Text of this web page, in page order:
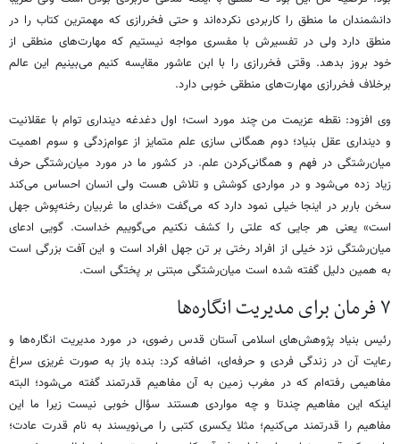
دانشمندان ما منطق را کاربردی نکرده‌اند و حتی فخررازی که مهمترین کتاب را در
منطق دارد ولی در تفسیرش با مفسری مواجه نیستیم که مهارت‌های منطقی از
خود بروز بدهد. وقتی فخررازی را با ابن عاشور مقایسه کنیم می‌بینیم این عالم
برخلاف فخررازی مهارت‌های منطقی خوبی دارد.
وی افزود: نقطه عزیمت من چند مورد است؛ اول دغدغه دینداری توام با عقلانیت
و دینداری عقل بنیاد؛ دوم همگانی سازی علم متمایز از عوام‌زدگی و سوم اهمیت
میان‌رشتگی در فهم و همگانی‌کردن علم. در کشور ما در مورد میان‌رشتگی حرف
زیاد زده می‌شود و در مواردی کوشش و تلاش هست ولی انسان احساس می‌کند
سخن باربر در اینجا خیلی نمود دارد که می‌گفت «خدای ما غربیان رخنه‌پوش جهل
است» یعنی هر جایی که علتی را کشف نکنیم می‌گوییم خداست. گویی ادعای
میان‌رشتگی نزد خیلی از افراد رختی بر تن جهل افراد است و این آفت بزرگی است
به همین دلیل گفته شده است میان‌رشتگی مبتنی بر پختگی است.
۷ فرمان برای مدیریت انگاره‌ها
رئیس بنیاد پژوهش‌های اسلامی آستان قدس رضوی، در مورد مدیریت انگاره‌ها و
رعایت آن در زندگی فردی و حرفه‌ای، اضافه کرد: بنده باز به صورت غریزی سراغ
مفاهیمی رفته‌ام که در مغرب زمین به آن مفاهیم قدرتمند گفته می‌شود؛ البته
اینکه این مفاهیم چندتا و چه مواردی هستند سؤال خوبی نیست زیرا ما این
مفاهیم را قدرتمند می‌کنیم؛ مثلا یکسری کتبی را می‌نویسند به نام قدرت عادت؛